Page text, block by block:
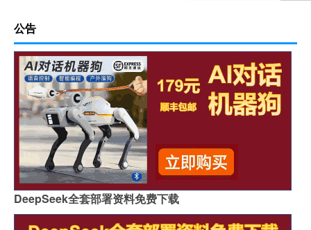
公告
DeepSeek全套部署资料免费下载